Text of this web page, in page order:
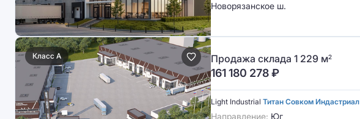
Новорязанское ш.
Класс A Продажа склада 1 229 м2
161 180 278₽
Light Industrial Титан Совком Индастриал
Направление: Юг